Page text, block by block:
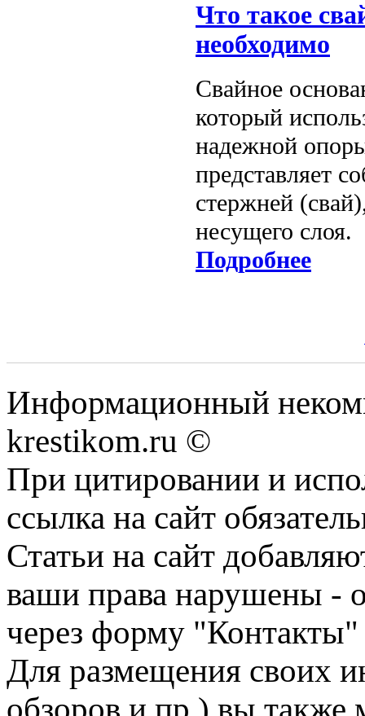
Что такое
необходимо
Свайное
который
надежной
представляет
стержней
несущего слоя.
Подробнее
Информационный
krestikom.ru ©
При цитировании и
ссылка на сайт
Статьи на сайт
ваши права нарушены -
через форму "Контакты"
Для размещения своих